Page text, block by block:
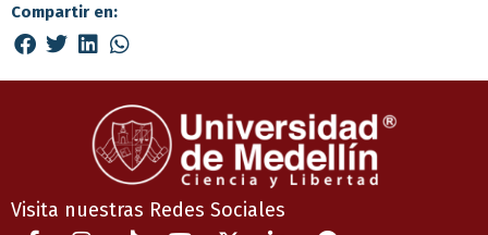
Compartir en:
Visita nuestras Redes Sociales